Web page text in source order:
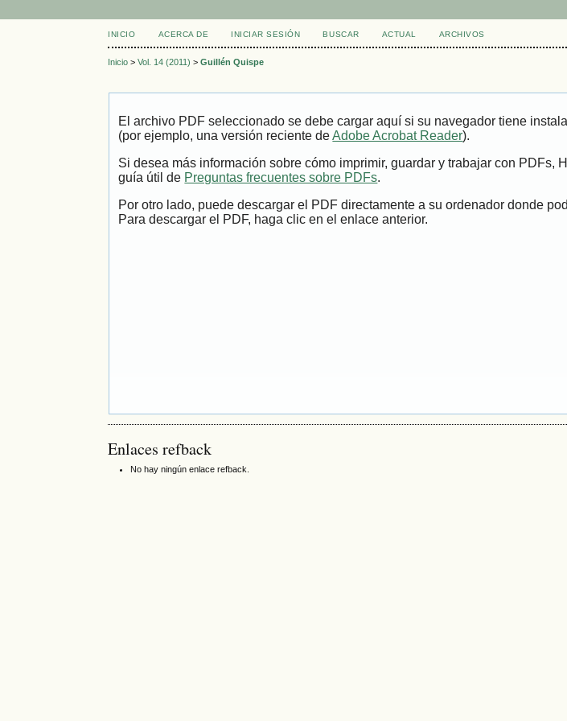
INICIO ACERCA DE INICIAR SESIÓN BUSCAR ACTUAL ARCHIVOS
Inicio >Vol. 14 (2011) >Guillén Quispe
El archivo PDF seleccionado se debe cargar aquí si su navegador tiene
(por ejemplo, una versión reciente deAdobe Acrobat Reader).
Si desea más información sobre cómo imprimir, guardar y trabajar con PDFs,
guía útil de Preguntas frecuentes sobre PDFs.
Por otro lado, puede descargar el PDF directamente a su ordenador donde
Para descargar el PDF, haga clic en el enlace anterior.
Enlaces refback
No hay ningún enlace refback.